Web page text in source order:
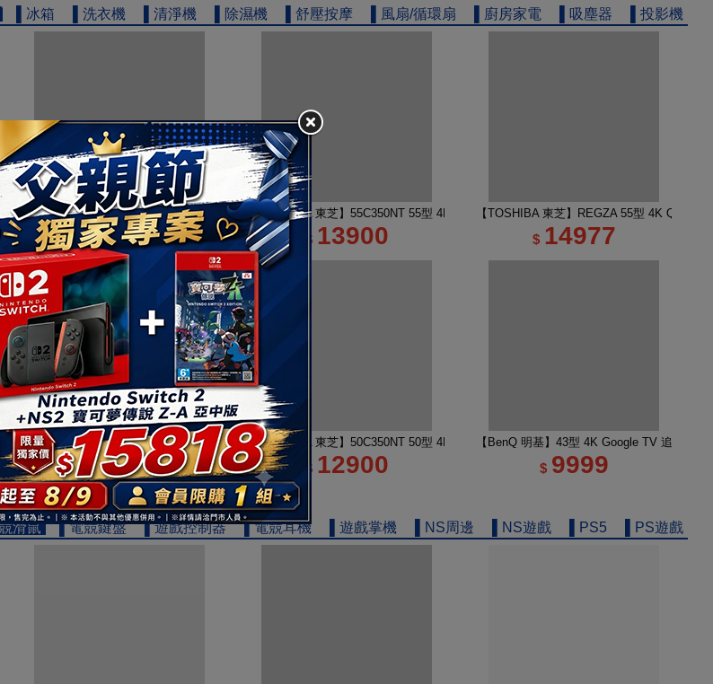
▌冰箱 ▌洗衣機 ▌清淨機 ▌除濕機 ▌舒壓按摩 ▌風扇/循環扇 ▌廚房家電 ▌吸塵器 ▌投影機
【TOSHIBA 東芝】REGZA 50型 4K QLED Google TV 50M450NT液晶顯示器｜含壁掛安裝
$ 13111
【TOSHIBA 東芝】55C350NT 55型 4K Google TV 液晶顯示器｜含壁掛(固定式)+安裝
$ 13900
【TOSHIBA 東芝】REGZA 55型 4K QLED
$ 14977
【TOSHIBA 東芝】REGZA 65型 4K QLED Google TV 65M450NT液晶顯示器｜含壁掛安裝+架子
$ 19999
【TOSHIBA 東芝】50C350NT 50型 4K Google TV 液晶顯示器｜含基本安裝
$ 12900
【BenQ 明基】43型 4K Google TV 追劇護
$ 9999
滑鼠 ▌電競鍵盤 ▌遊戲控制器 ▌電競耳機 ▌遊戲掌機 ▌NS周邊 ▌NS遊戲 ▌PS5 ▌PS遊戲